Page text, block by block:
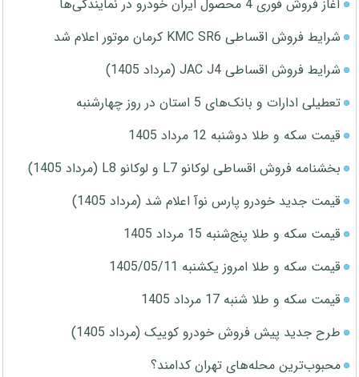
آغاز فروش فوری 4 محصول ایران خودرو در نمایندگی‌ها
شرایط فروش اقساطی KMC SR6 کرمان موتور اعلام شد
شرایط فروش اقساطی JAC J4 (مرداد 1405)
تعطیلی ادارات و بانک‌های 5 استان در روز چهارشنبه
قیمت سکه و طلا دوشنبه 12 مرداد 1405
بخشنامه فروش اقساطی لوکانو L7 و لوکانو L8 (مرداد 1405)
قیمت جدید خودرو پارس نوآ اعلام شد (مرداد 1405)
قیمت سکه و طلا پنج‌شنبه 15 مرداد 1405
قیمت سکه و طلا امروز یکشنبه 1405/05/11
قیمت سکه و طلا شنبه 17 مرداد 1405
طرح جدید پیش فروش خودرو کوییک (مرداد 1405)
محبوب‌ترین محله‌های تهران کدامند؟